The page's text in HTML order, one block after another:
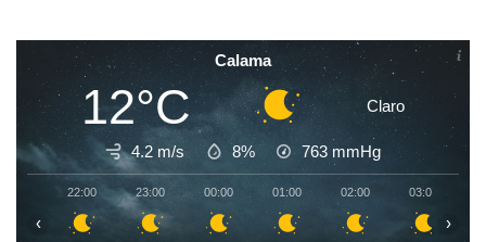
Calama
12°C Claro
4.2 m/s 8% 763 mmHg
22:00 23:00 00:00 01:00 02:00 03:00
‹ ›